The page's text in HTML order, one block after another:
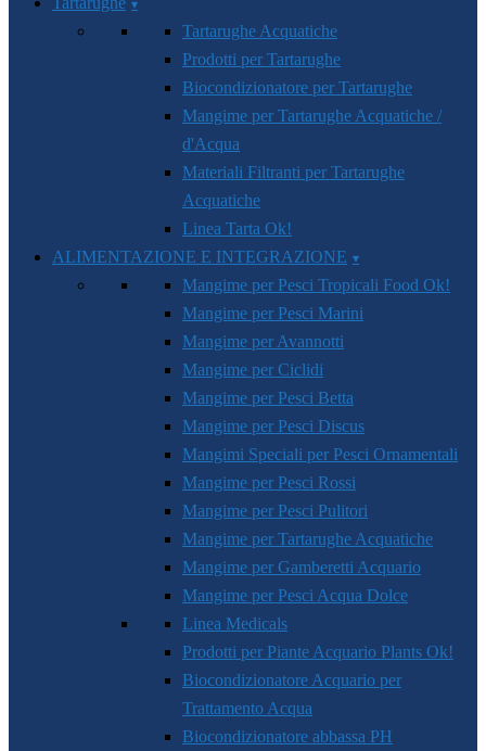
Tartarughe Acquatiche
Prodotti per Tartarughe
Biocondizionatore per Tartarughe
Mangime per Tartarughe Acquatiche /
d'Acqua
Materiali Filtranti per Tartarughe
Acquatiche
Linea Tarta Ok!
ALIMENTAZIONE E INTEGRAZIONE
Mangime per Pesci Tropicali Food Ok!
Mangime per Pesci Marini
Mangime per Avannotti
Mangime per Ciclidi
Mangime per Pesci Betta
Mangime per Pesci Discus
Mangimi Speciali per Pesci Ornamentali
Mangime per Pesci Rossi
Mangime per Pesci Pulitori
Mangime per Tartarughe Acquatiche
Mangime per Gamberetti Acquario
Mangime per Pesci Acqua Dolce
Linea Medicals
Prodotti per Piante Acquario Plants Ok!
Biocondizionatore Acquario per
Trattamento Acqua
Biocondizionatore abbassa PH